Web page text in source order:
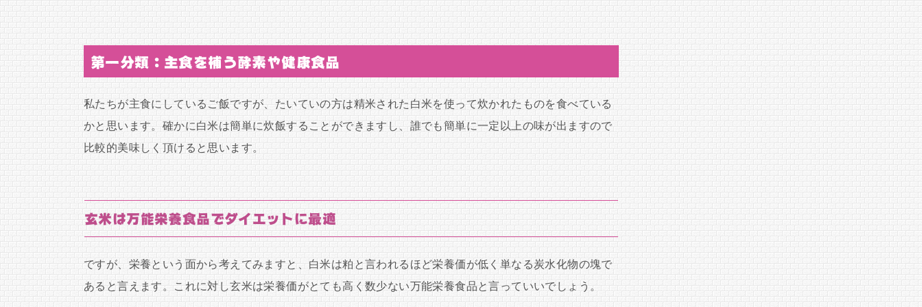
第一分類：主食を補う酵素や健康食品
私たちが主食にしているご飯ですが、たいていの方は精米された白米を使って炊かれたものを食べている
かと思います。確かに白米は簡単に炊飯することができますし、誰でも簡単に一定以上の味が出ますので
比較的美味しく頂けると思います。
玄米は万能栄養食品でダイエットに最適
ですが、栄養という面から考えてみますと、白米は粕と言われるほど栄養価が低く単なる炭水化物の塊で
あると言えます。これに対し玄米は栄養価がとても高く数少ない万能栄養食品と言っていいでしょう。